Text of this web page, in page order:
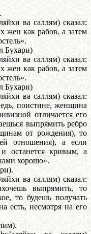
ва саллям) сказал:
жен как рабов, а затем
Бухари)
ва саллям) сказал:
жен как рабов, а затем
Бухари)
ва саллям) сказал:
поистине, женщина
отличается его
выпрямить ребро
от рождения), то
отношения), а если
останется кривым, а
хорошо».
ва саллям) сказал:
выпрямить, то
то будешь получать
есть, несмотря на его